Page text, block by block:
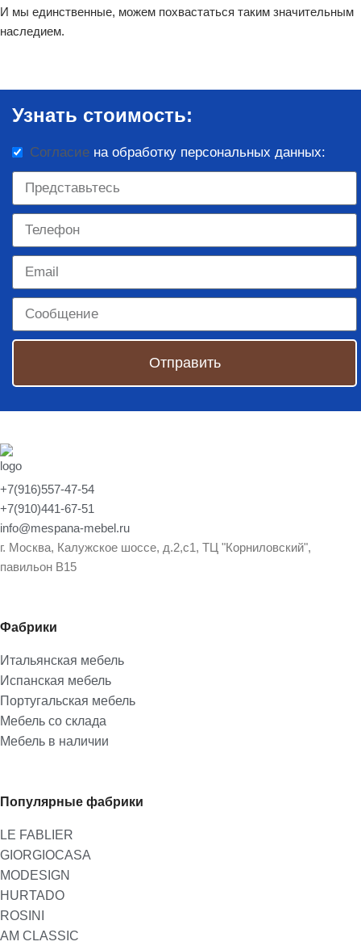
И мы единственные, можем похвастаться таким значительным
наследием.
Узнать стоимость:
Согласие на обработку персональных данных:
Отправить
+7(916)557-47-54
+7(910)441-67-51
info@mespana-mebel.ru
г. Москва, Калужское шоссе, д.2,с1, ТЦ "Корниловский",
павильон В15
Фабрики
Итальянская мебель
Испанская мебель
Португальская мебель
Мебель со склада
Мебель в наличии
Популярные фабрики
LE FABLIER
GIORGIOCASA
MODESIGN
HURTADO
ROSINI
AM CLASSIC